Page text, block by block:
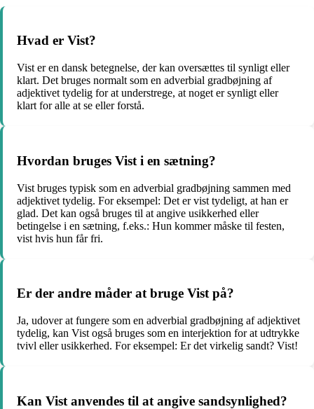
Hvad er Vist?
Vist er en dansk betegnelse, der kan oversættes til synligt eller
klart. Det bruges normalt som en adverbial gradbøjning af
adjektivet tydelig for at understrege, at noget er synligt eller
klart for alle at se eller forstå.
Hvordan bruges Vist i en sætning?
Vist bruges typisk som en adverbial gradbøjning sammen med
adjektivet tydelig. For eksempel: Det er vist tydeligt, at han er
glad. Det kan også bruges til at angive usikkerhed eller
betingelse i en sætning, f.eks.: Hun kommer måske til festen,
vist hvis hun får fri.
Er der andre måder at bruge Vist på?
Ja, udover at fungere som en adverbial gradbøjning af adjektivet
tydelig, kan Vist også bruges som en interjektion for at udtrykke
tvivl eller usikkerhed. For eksempel: Er det virkelig sandt? Vist!
Kan Vist anvendes til at angive sandsynlighed?